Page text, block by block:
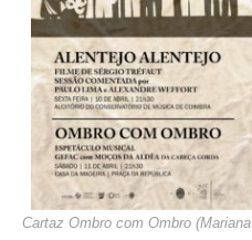
Cartaz Ombro com Ombro (Mariana